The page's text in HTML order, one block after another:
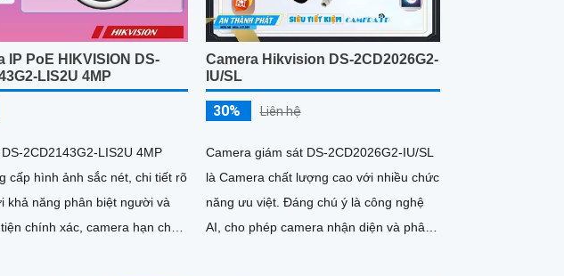
IP PoE HIKVISION DS-
LIS2U 4MP
2CD2143G2-LIS2U 4MP
cấp hình ảnh sắc nét, chi tiết rõ
chính xác, camera hạn chế
Camera Hikvision DS-2CD2026G2-
IU/SL
30% Liên hệ
Camera giám sát DS-2CD2026G2-IU/SL
là Camera chất lượng cao với nhiều chức
năng ưu việt. Đáng chú ý là công nghệ
AI, cho phép camera nhận diện và phân